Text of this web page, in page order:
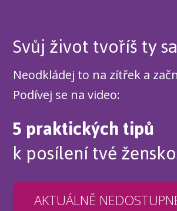
Svůj život tvoříš ty
Neodkládej to na zítřek a
Podívej se na video:
5 praktických tipů
k posílení tvé
AKTUÁLNĚ